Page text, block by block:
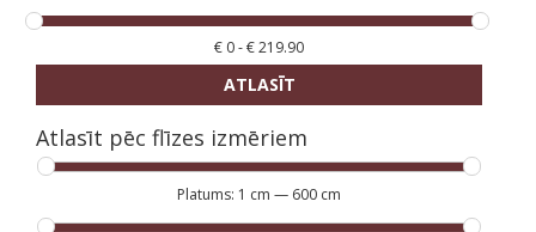
€ 0-€219.90
ATLASĪT
Atlasīt pēc flīzes izmēriem
Platums: 1 cm — 600 cm